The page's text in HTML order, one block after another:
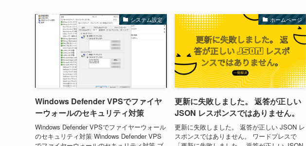
システム設定
Windows Defender VPSでファイヤ
ーウォールのセキュリティ対策
Windows Defender VPSでファイヤーウォール
のセキュリティ対策 Windows Defender VPS
ホームページ
更新に失敗しました。 返答が正しい
JSON レスポンスではありません。
更新に失敗しました。 返答が正しい JSON レ
スポンスではありません。 ワードプレスで